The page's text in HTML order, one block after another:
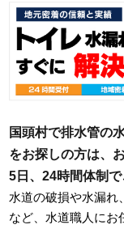
国頭村で排水管の
をお探しの方は、
5日、24時間体制で
水道の破損や水漏れ
など、水道職人にお